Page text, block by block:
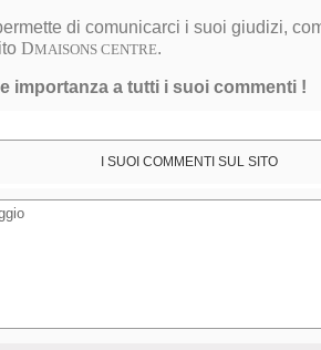
di comunicarci i suoi giudizi,
DMAISONS CENTRE.
importanza a tutti i suoi commenti !
I SUOI COMMENTI SUL SITO